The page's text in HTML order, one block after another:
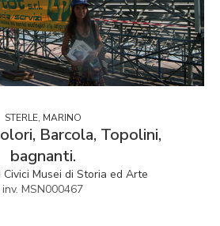
STERLE, MARINO
Barcola, Topolini,
bagnanti.
Musei di Storia ed Arte
inv. MSN000467